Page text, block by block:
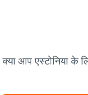
क्या आप एस्टोनिया के